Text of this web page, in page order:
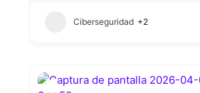
Ciberseguridad +2